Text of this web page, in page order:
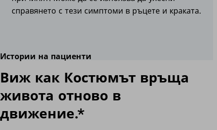
справянето с тези симптоми в ръцете и краката.
Истории на пациенти
Виж как Костюмът връща
живота отново в
движение.*